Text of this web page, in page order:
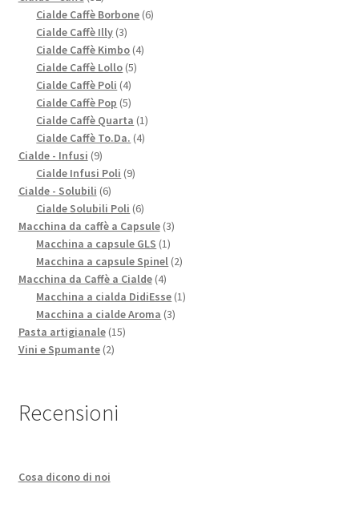
prodotti
Cialde Caffè Borbone 66
Cialde Caffè Illy 33
prodotti
Cialde Caffè Kimbo 44
Cialde Caffè Lollo 55
Cialde Caffè Poli 44
prodotti
Cialde Caffè Pop 55
prodotti
Cialde Caffè Quarta 11
Cialde Caffè To.Da. 44
Cialde - Infusi 99
prodotti
Cialde Infusi Poli 99
Cialde - Solubili 66
prodotti
Cialde Solubili Poli 66
prodotti
Macchina da caffè a Capsule 33
Macchina a capsule GLS 11
prodotto
Macchina a capsule Spinel 22
Macchina da Caffè a Cialde 44
prodotti
Macchina a cialda DidiEsse 11
Macchina a cialde Aroma 33
Pasta artigianale 1515
Vini e Spumante 22
Recensioni
Cosa dicono di noi